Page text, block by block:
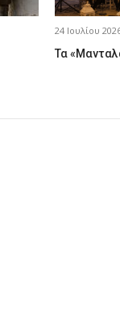
24 Ιουλίου
Τα